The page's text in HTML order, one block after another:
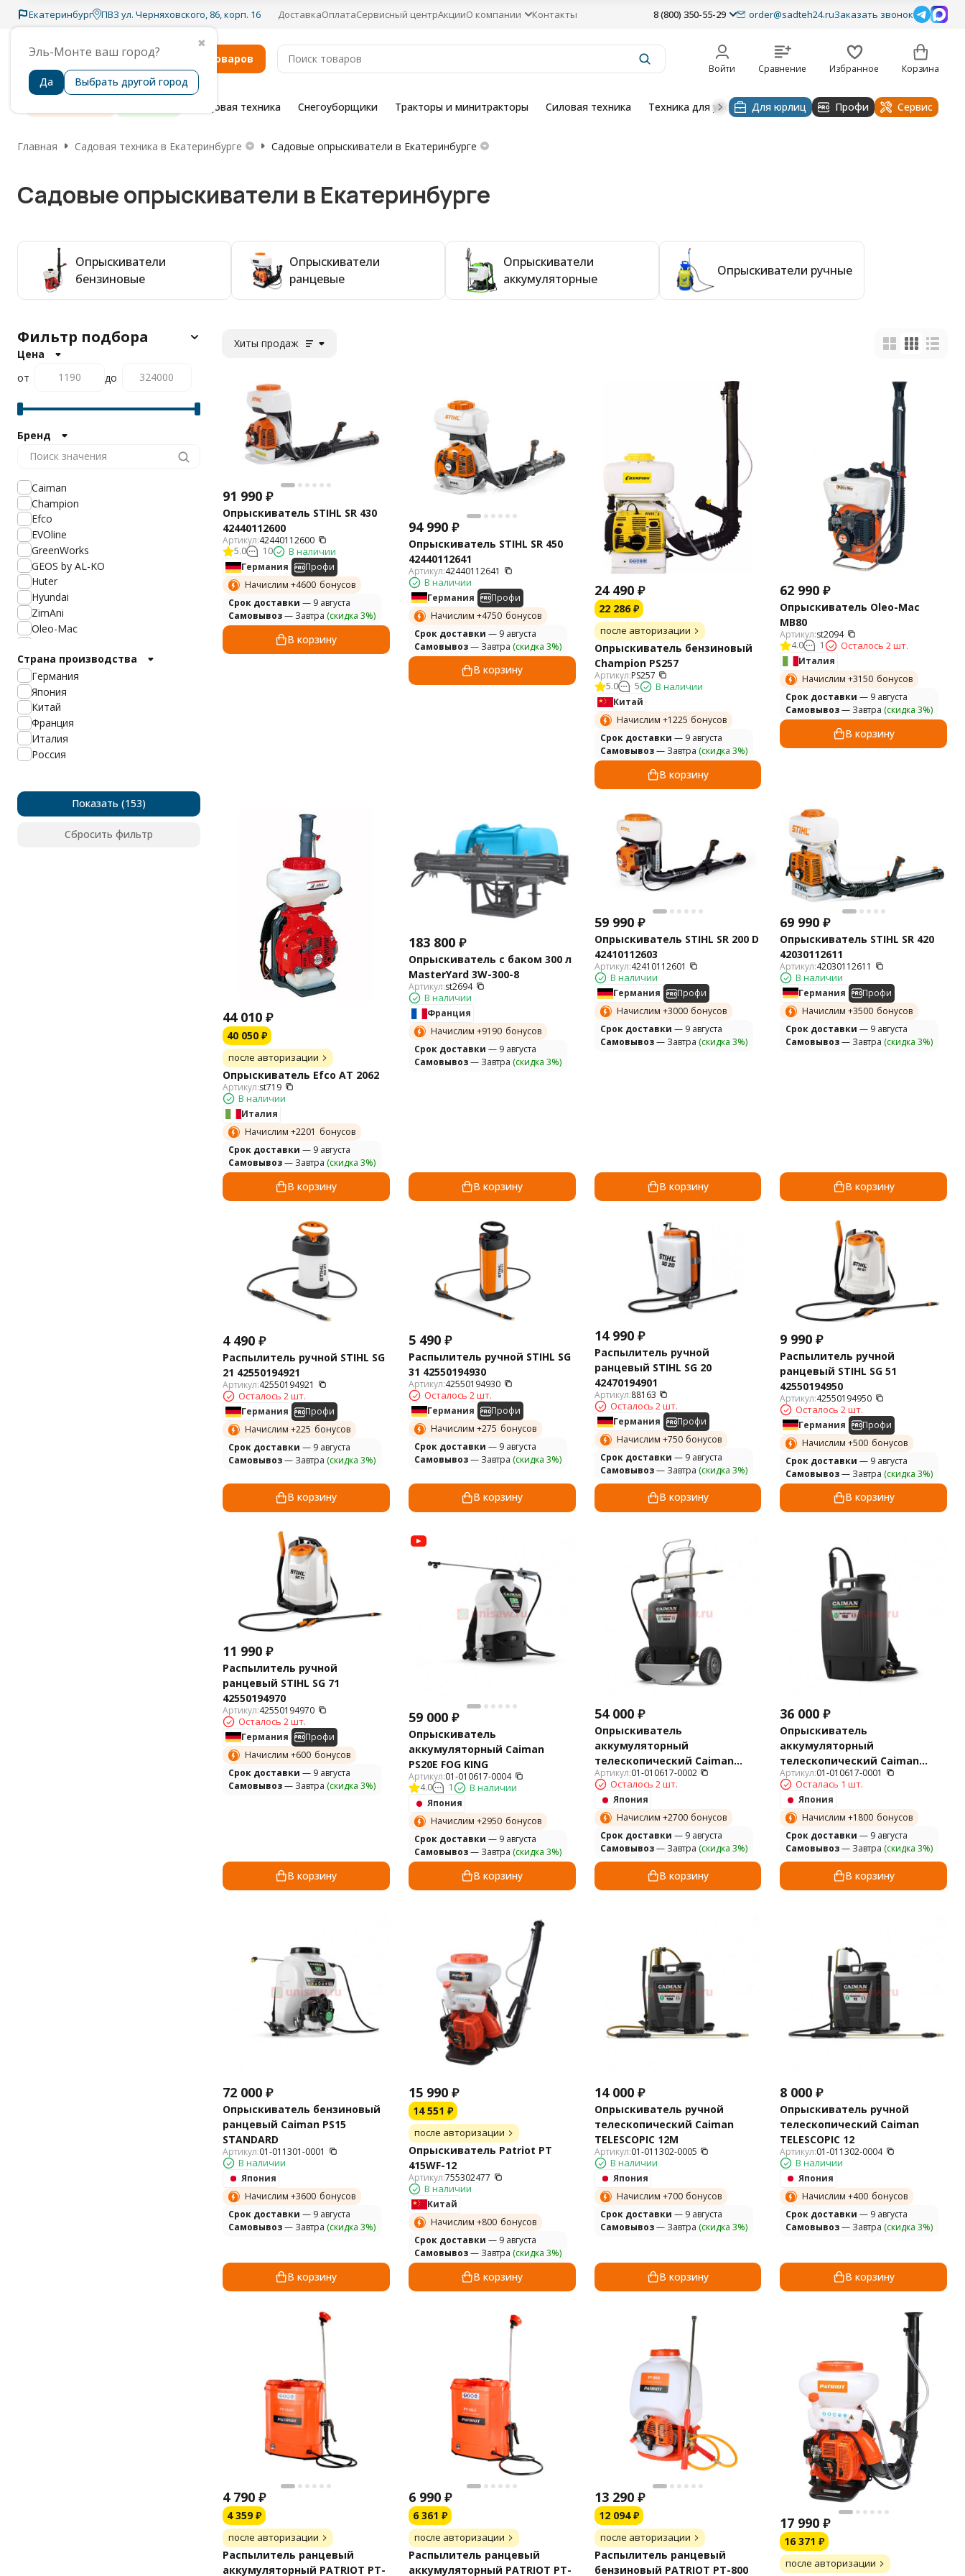
Екатеринбург
✖
Эль-Монте ваш город?
Да Выбрать другой город
ПВЗ ул. Черняховского, 86, корп. 16 ДоставкаОплатаСервисный центрАкцииО компании Контакты 8 (800) 350-55-29 order@sadteh24.ruЗаказать звонок
Каталог товаров
Войти Сравнение Избранное Корзина
Садовая техника Снегоуборщики Тракторы и минитракторы Силовая техника Техника для уборки Строительная техника
Для юрлиц Профи Сервис
Главная Садовая техника в Екатеринбурге Садовые опрыскиватели в Екатеринбурге
Садовые опрыскиватели в Екатеринбурге
Опрыскиватели
бензиновые
Опрыскиватели
ранцевые
Опрыскиватели
аккумуляторные
Опрыскиватели ручные
Хиты продаж
91 990 ₽
Опрыскиватель STIHL SR 430
42440112600
Артикул:42440112600
5.0
10 В наличии
Германия
Профи
Начислим +4600 бонусов
Cрок доставки — 9 августа
Самовывоз— Завтра (скидка 3%)
В корзину
94 990 ₽
Опрыскиватель STIHL SR 450
42440112641
Артикул:42440112641
В наличии
Германия
Профи
Начислим +4750 бонусов
Cрок доставки — 9 августа
Самовывоз— Завтра (скидка 3%)
В корзину
24 490 ₽
22 286 ₽
после авторизации
Опрыскиватель бензиновый
Champion PS257
Артикул:PS257
5.0
5 В наличии
Китай
Начислим +1225 бонусов
Cрок доставки — 9 августа
Самовывоз— Завтра (скидка 3%)
В корзину
62 990 ₽
Опрыскиватель Oleo-Mac
MB80
Артикул:st2094
4.0
1 Осталось 2 шт.
Италия
Начислим +3150 бонусов
Cрок доставки — 9 августа
Самовывоз— Завтра (скидка 3%)
В корзину
44 010 ₽
40 050 ₽
после авторизации
Опрыскиватель Efco AT 2062
Артикул:st719
В наличии
Италия
Начислим +2201 бонусов
Cрок доставки — 9 августа
Самовывоз— Завтра (скидка 3%)
В корзину
183 800 ₽
Опрыскиватель с баком 300 л
MasterYard 3W-300-8
Артикул:st2694
В наличии
Франция
Начислим +9190 бонусов
Cрок доставки — 9 августа
Самовывоз— Завтра (скидка 3%)
В корзину
59 990 ₽
Опрыскиватель STIHL SR 200 D
42410112603
Артикул:42410112601
В наличии
Германия
Профи
Начислим +3000 бонусов
Cрок доставки — 9 августа
Самовывоз— Завтра (скидка 3%)
В корзину
69 990 ₽
Опрыскиватель STIHL SR 420
42030112611
Артикул:42030112611
В наличии
Германия
Профи
Начислим +3500 бонусов
Cрок доставки — 9 августа
Самовывоз— Завтра (скидка 3%)
В корзину
4 490 ₽
Распылитель ручной STIHL SG
21 42550194921
Артикул:42550194921
Осталось 2 шт.
Германия
Профи
Начислим +225 бонусов
Cрок доставки — 9 августа
Самовывоз— Завтра (скидка 3%)
В корзину
5 490 ₽
Распылитель ручной STIHL SG
31 42550194930
Артикул:42550194930
Осталось 2 шт.
Германия
Профи
Начислим +275 бонусов
Cрок доставки — 9 августа
Самовывоз— Завтра (скидка 3%)
В корзину
14 990 ₽
Распылитель ручной
ранцевый STIHL SG 20
42470194901
Артикул:88163
Осталось 2 шт.
Германия
Профи
Начислим +750 бонусов
Cрок доставки — 9 августа
Самовывоз— Завтра (скидка 3%)
В корзину
9 990 ₽
Распылитель ручной
ранцевый STIHL SG 51
42550194950
Артикул:42550194950
Осталось 2 шт.
Германия
Профи
Начислим +500 бонусов
Cрок доставки — 9 августа
Самовывоз— Завтра (скидка 3%)
В корзину
11 990 ₽
Распылитель ручной
ранцевый STIHL SG 71
42550194970
Артикул:42550194970
Осталось 2 шт.
Германия
Профи
Начислим +600 бонусов
Cрок доставки — 9 августа
Самовывоз— Завтра (скидка 3%)
В корзину
59 000 ₽
Опрыскиватель
аккумуляторный Caiman
PS20E FOG KING
Артикул:01-010617-0004
4.0
1 В наличии
Япония
Начислим +2950 бонусов
Cрок доставки — 9 августа
Самовывоз— Завтра (скидка 3%)
В корзину
54 000 ₽
Опрыскиватель
аккумуляторный
телескопический Caiman
TELESCOPIC 15EW
Артикул:01-010617-0002
Осталось 2 шт.
Япония
Начислим +2700 бонусов
Cрок доставки — 9 августа
Самовывоз— Завтра (скидка 3%)
В корзину
36 000 ₽
Опрыскиватель
аккумуляторный
телескопический Caiman
TELESCOPIC 15E
Артикул:01-010617-0001
Осталась 1 шт.
Япония
Начислим +1800 бонусов
Cрок доставки — 9 августа
Самовывоз— Завтра (скидка 3%)
В корзину
72 000 ₽
Опрыскиватель бензиновый
ранцевый Caiman PS15
STANDARD
Артикул:01-011301-0001
В наличии
Япония
Начислим +3600 бонусов
Cрок доставки — 9 августа
Самовывоз— Завтра (скидка 3%)
В корзину
15 990 ₽
14 551 ₽
после авторизации
Опрыскиватель Patriot PT
415WF-12
Артикул:755302477
В наличии
Китай
Начислим +800 бонусов
Cрок доставки — 9 августа
Самовывоз— Завтра (скидка 3%)
В корзину
14 000 ₽
Опрыскиватель ручной
телескопический Caiman
TELESCOPIC 12M
Артикул:01-011302-0005
В наличии
Япония
Начислим +700 бонусов
Cрок доставки — 9 августа
Самовывоз— Завтра (скидка 3%)
В корзину
8 000 ₽
Опрыскиватель ручной
телескопический Caiman
TELESCOPIC 12
Артикул:01-011302-0004
В наличии
Япония
Начислим +400 бонусов
Cрок доставки — 9 августа
Самовывоз— Завтра (скидка 3%)
В корзину
4 790 ₽
4 359 ₽
после авторизации
Распылитель ранцевый
аккумуляторный PATRIOT PT-
6 990 ₽
6 361 ₽
после авторизации
Распылитель ранцевый
аккумуляторный PATRIOT PT-
13 290 ₽
12 094 ₽
после авторизации
Распылитель ранцевый
бензиновый PATRIOT PT-800
17 990 ₽
16 371 ₽
после авторизации
Фильтр подбора
Цена
от
до
Бренд
Caiman
Champion
Efco
EVOline
GreenWorks
GEOS by AL-KO
Huter
Hyundai
ZimAni
Oleo-Mac
Stihl
Villartec
Мобил К
Ресанта
AL-KO
Echo
MTD
Hozelock
Maruyama
Страна производства
Германия
Япония
Китай
Франция
Италия
Россия
Показать
Сбросить фильтр